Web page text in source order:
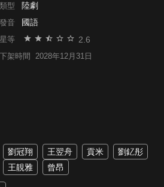
類型 陸劇
發音 國語
星等 2.6
下架時間 2028年12月31日
劉冠翔 王翌舟 貢米
劉釔彤
王靚雅 曾昂